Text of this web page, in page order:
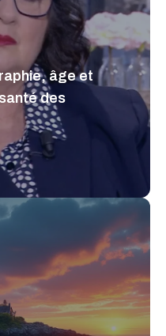
âge et
des